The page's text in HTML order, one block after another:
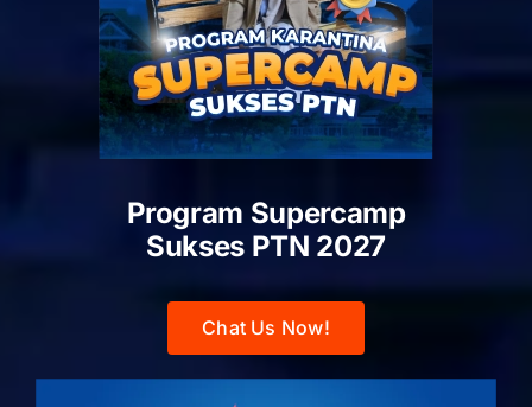
Program Supercamp
Sukses PTN 2027
Chat Us Now!